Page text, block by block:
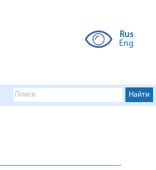
Rus
Eng